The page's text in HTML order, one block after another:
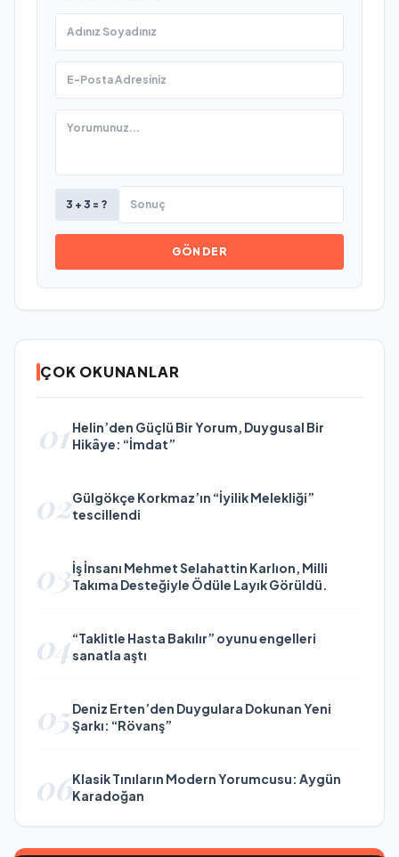
3 + 3 = ?
GÖNDER
ÇOK OKUNANLAR
01 Helin’den Güçlü Bir Yorum, Duygusal Bir
Hikâye: “İmdat”
02Gülgökçe Korkmaz’ın “İyilik Melekliği”
tescillendi
03İş İnsanı Mehmet Selahattin Karlıon, Milli
Takıma Desteğiyle Ödüle Layık Görüldü.
04“Taklitle Hasta Bakılır” oyunu engelleri
sanatla aştı
05Deniz Erten’den Duygulara Dokunan Yeni
Şarkı: “Rövanş”
06Klasik Tınıların Modern Yorumcusu: Aygün
Karadoğan